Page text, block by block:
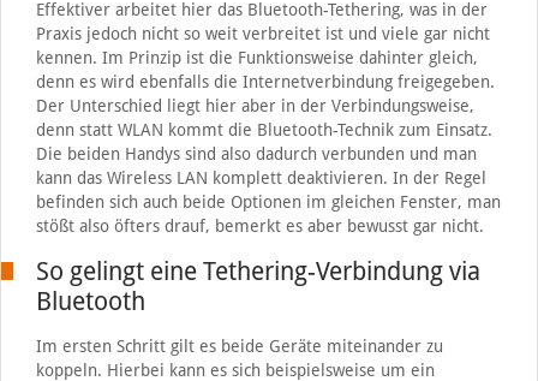
Effektiver arbeitet hier das Bluetooth-Tethering, was in der
Praxis jedoch nicht so weit verbreitet ist und viele gar nicht
kennen. Im Prinzip ist die Funktionsweise dahinter gleich,
denn es wird ebenfalls die Internetverbindung freigegeben.
Der Unterschied liegt hier aber in der Verbindungsweise,
denn statt WLAN kommt die Bluetooth-Technik zum Einsatz.
Die beiden Handys sind also dadurch verbunden und man
kann das Wireless LAN komplett deaktivieren. In der Regel
befinden sich auch beide Optionen im gleichen Fenster, man
stößt also öfters drauf, bemerkt es aber bewusst gar nicht.
So gelingt eine Tethering-Verbindung via
Bluetooth
Im ersten Schritt gilt es beide Geräte miteinander zu
koppeln. Hierbei kann es sich beispielsweise um ein